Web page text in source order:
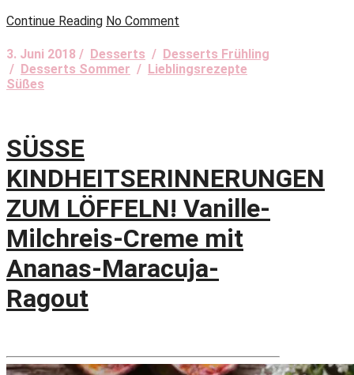
Continue Reading No Comment
3. Juni 2018 / Desserts / Desserts Frühling
/ Desserts Sommer / Lieblingsrezepte
Süßes
SÜSSE
KINDHEITSERINNERUNGEN
ZUM LÖFFELN! Vanille-
Milchreis-Creme mit
Ananas-Maracuja-
Ragout